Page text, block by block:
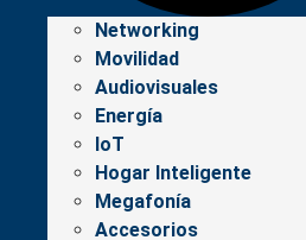
Networking
Movilidad
Audiovisuales
Energía
IoT
Hogar Inteligente
Megafonía
Accesorios